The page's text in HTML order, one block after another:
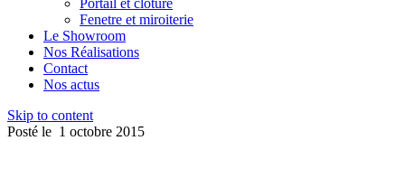
Portail et cloture
Fenetre et miroiterie
Le Showroom
Nos Réalisations
Contact
Nos actus
Skip to content
Posté le 1 octobre 2015